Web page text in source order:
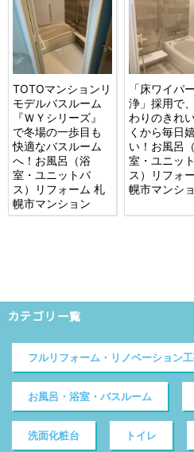
TOTOマンションリ
モデルバスルーム
『ＷＹシリーズ』
で冬場の一歩目も
快適なバスルーム
へ！お風呂（浴
室・ユニットバ
ス）リフォーム 札
幌市マンション
「床ワイパ
浄」採用で
わりのきれ
くから毎日
い！お風呂
室・ユニッ
ス）リフォ
幌市マンシ
カテゴリ一覧
フルリフォーム・リノベーション
お風呂・浴室・バスルーム
洗面化粧台 トイレ